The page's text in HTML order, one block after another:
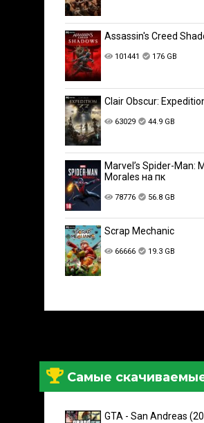
Assassin's Creed
101441 176 GB
Clair Obscur:
63029 44.9 GB
Marvel’s Spider-Man:
Morales на пк
78776 56.8 GB
Scrap Mechanic
66666 19.3 GB
Самые
GTA - San Andreas